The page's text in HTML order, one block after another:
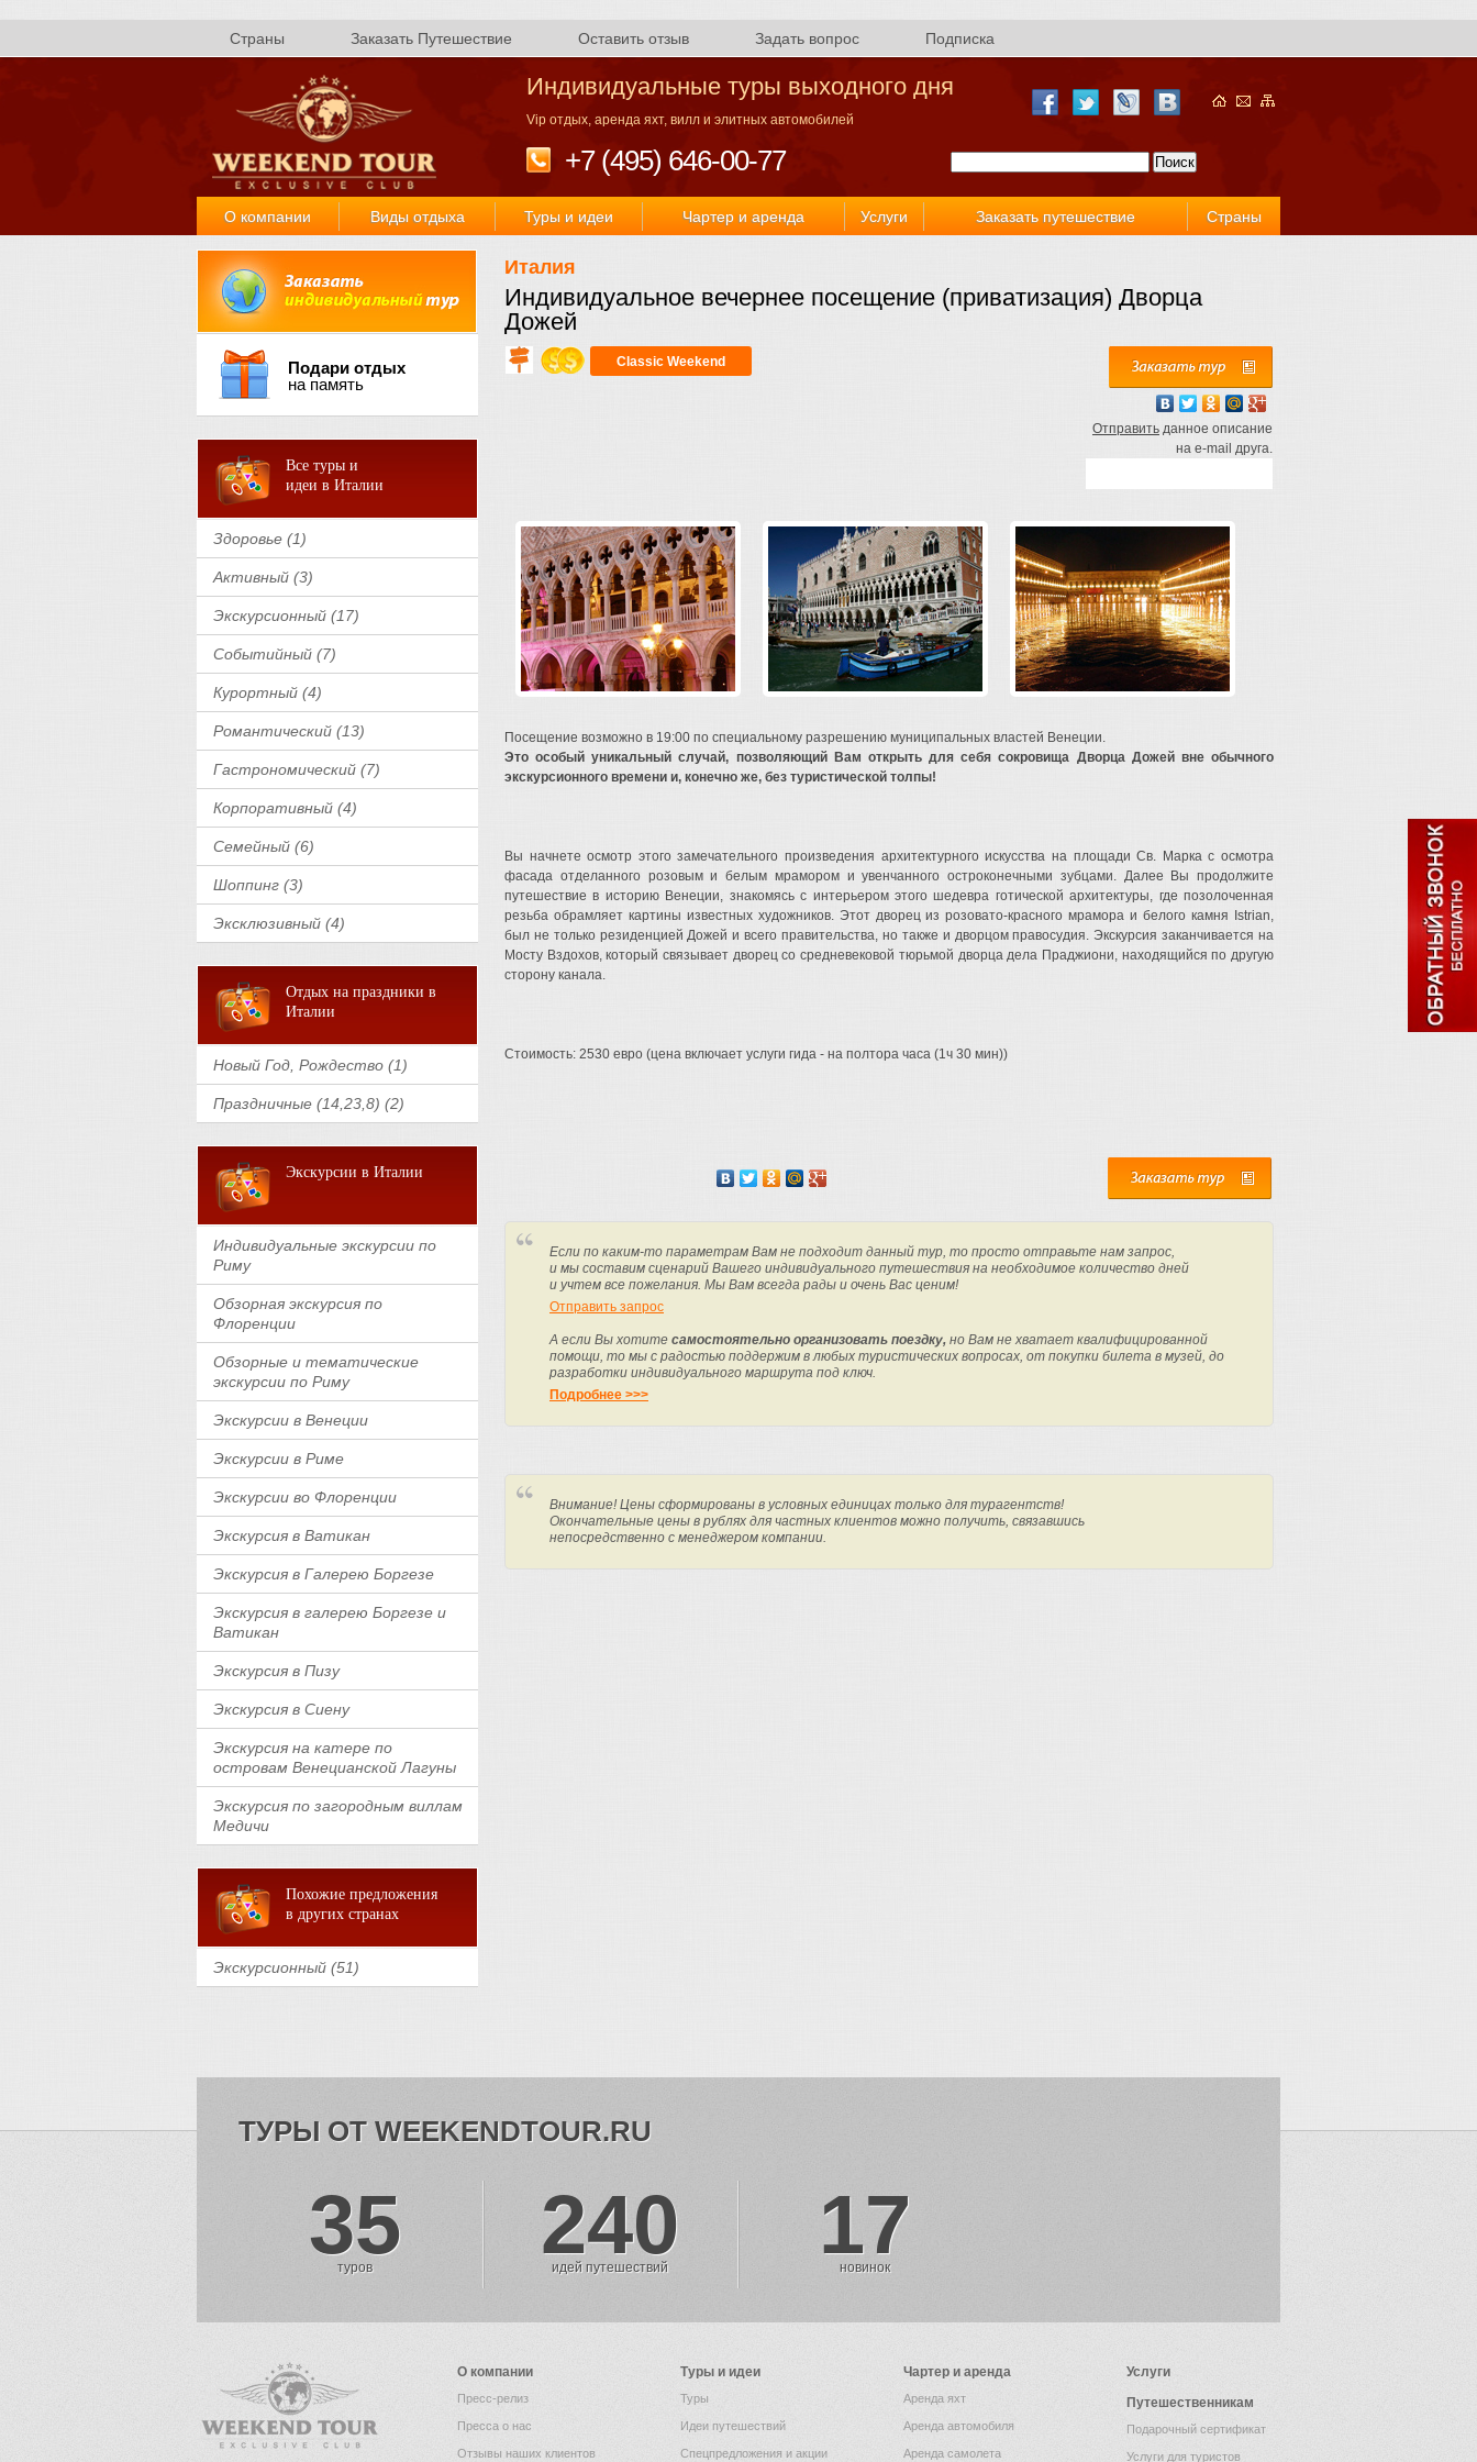
Страны Заказать Путешествие Оставить отзыв Задать вопрос Подписка
Индивидуальные туры выходного дня
Vip отдых, аренда яхт, вилл и элитных автомобилей
+7 (495) 646-00-77
О компании Виды отдыха Туры и идеи Чартер и аренда Услуги Заказать путешествие Страны
Подари отдых
на память
Все туры и
идеи в Италии
Здоровье (1)
Активный (3)
Экскурсионный (17)
Событийный (7)
Курортный (4)
Романтический (13)
Гастрономический (7)
Корпоративный (4)
Семейный (6)
Шоппинг (3)
Эксклюзивный (4)
Отдых на праздники в
Италии
Новый Год, Рождество (1)
Праздничные (14,23,8) (2)
Экскурсии в Италии
Индивидуальные экскурсии по
Риму
Обзорная экскурсия по
Флоренции
Обзорные и тематические
экскурсии по Риму
Экскурсии в Венеции
Экскурсии в Риме
Экскурсии во Флоренции
Экскурсия в Ватикан
Экскурсия в Галерею Боргезе
Экскурсия в галерею Боргезе и
Ватикан
Экскурсия в Пизу
Экскурсия в Сиену
Экскурсия на катере по
островам Венецианской Лагуны
Экскурсия по загородным виллам
Медичи
Похожие предложения
в других странах
Экскурсионный (51)
Италия
Индивидуальное вечернее посещение (приватизация) Дворца
Дожей
Classic Weekend
Отправить данное описание
на e-mail друга.
Посещение возможно в 19:00 по специальному разрешению муниципальных властей Венеции.
Это особый уникальный случай, позволяющий Вам открыть для себя сокровища Дворца Дожей вне обычного
экскурсионного времени и, конечно же, без туристической толпы!
Вы начнете осмотр этого замечательного произведения архитектурного искусства на площади Св. Марка с осмотра
фасада отделанного розовым и белым мрамором и увенчанного остроконечными зубцами. Далее Вы продолжите
путешествие в историю Венеции, знакомясь с интерьером этого шедевра готической архитектуры, где позолоченная
резьба обрамляет картины известных художников. Этот дворец из розовато-красного мрамора и белого камня Istrian,
был не только резиденцией Дожей и всего правительства, но также и дворцом правосудия. Экскурсия заканчивается на
Мосту Вздохов, который связывает дворец со средневековой тюрьмой дворца дела Праджиони, находящийся по другую
сторону канала.
Стоимость: 2530 евро (цена включает услуги гида - на полтора часа (1ч 30 мин))
Если по каким-то параметрам Вам не подходит данный тур, то просто отправьте нам запрос,
и мы составим сценарий Вашего индивидуального путешествия на необходимое количество дней
и учтем все пожелания. Мы Вам всегда рады и очень Вас ценим!
Отправить запрос
А если Вы хотите самостоятельно организовать поездку, но Вам не хватает квалифицированной
помощи, то мы с радостью поддержим в любых туристических вопросах, от покупки билета в музей, до
разработки индивидуального маршрута под ключ.
Подробнее >>>
Внимание! Цены сформированы в условных единицах только для турагентств!
Окончательные цены в рублях для частных клиентов можно получить, связавшись
непосредственно с менеджером компании.
ТУРЫ ОТ WEEKENDTOUR.RU
35
туров 240
идей путешествий 17
новинок
О компании
Пресс-релиз
Пресса о нас
Отзывы наших клиентов
Туры и идеи
Туры
Идеи путешествий
Спецпредложения и акции
Чартер и аренда
Аренда яхт
Аренда автомобиля
Аренда самолета
Услуги
Путешественникам
Подарочный сертификат
Услуги для туристов